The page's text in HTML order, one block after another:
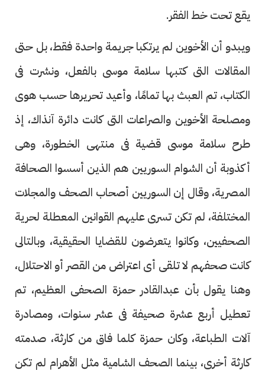
يقع تحت خط الفقر.
ويبدو أن الأخوين لم يرتكبا جريمة واحدة فقط، بل حتى
المقالات التى كتبها سلامة موسى بالفعل، ونشرت فى
الكتاب، تم العبث بها تمامًا، وأعيد تحريرها حسب هوى
ومصلحة الأخوين والصراعات التى كانت دائرة آنذاك، إذ
طرح سلامة موسى قضية فى منتهى الخطورة، وهى
أكذوبة أن الشوام السوريين هم الذين أسسوا الصحافة
المصرية، وقال إن السوريين أصحاب الصحف والمجلات
المختلفة، لم تكن تسرى عليهم القوانين المعطلة لحرية
الصحفيين، وكانوا يتعرضون للقضايا الحقيقية، وبالتالى
كانت صحفهم لا تلقى أى اعتراض من القصر أو الاحتلال،
وهنا يقول بأن عبدالقادر حمزة الصحفى العظيم، تم
تعطيل أربع عشرة صحيفة فى عشر سنوات، ومصادرة
آلات الطباعة، وكان حمزة كلما فاق من كارثة، صدمته
كارثة أخرى، بينما الصحف الشامية مثل الأهرام لم تكن